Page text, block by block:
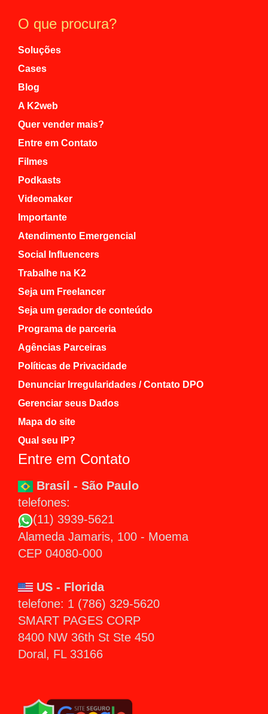
O que procura?
Soluções
Cases
Blog
A K2web
Quer vender mais?
Entre em Contato
Filmes
Podkasts
Videomaker
Importante
Atendimento Emergencial
Social Influencers
Trabalhe na K2
Seja um Freelancer
Seja um gerador de conteúdo
Programa de parceria
Agências Parceiras
Políticas de Privacidade
Denunciar Irregularidades / Contato DPO
Gerenciar seus Dados
Mapa do site
Qual seu IP?
Entre em Contato
Brasil - São Paulo
telefones:
(11) 3939-5621
Alameda Jamaris, 100 - Moema
CEP 04080-000
US - Florida
telefone: 1 (786) 329-5620
SMART PAGES CORP
8400 NW 36th St Ste 450
Doral, FL 33166